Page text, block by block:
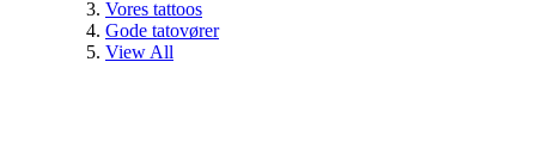
Vores tattoos
Gode tatovører
View All